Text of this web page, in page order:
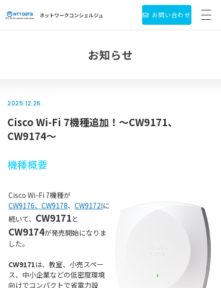
ネットワークコンシェルジュ
新着情報
お問い合わせ
お知らせ
2025.12.26
Cisco Wi-Fi 7機種追加！～CW9171、
CW9174～
機種概要
Cisco Wi-Fi 7機種が
CW9176、CW9178、 CW9172Iに
続いて、 CW9171と
CW9174が発売開始になりま
した。
CW9171は、教室、小売スペー
ス、中小企業などの低密度環境
向けでコンパクトで省電力設